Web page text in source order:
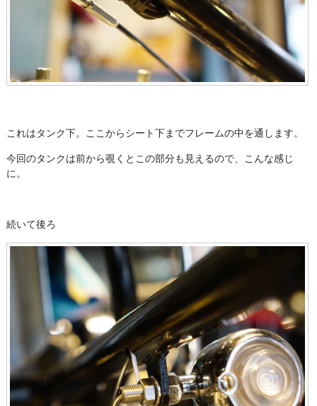
これはタンク下。ここからシート下までフレームの中を通します。
今回のタンクは前から覗くとこの部分も見えるので、こんな感じ
に。
続いて後ろ